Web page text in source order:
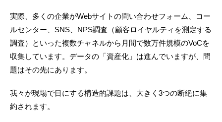
実際、多くの企業がWebサイトの問い合わせフォーム、コー
ルセンター、SNS、NPS調査（顧客ロイヤルティを測定する
調査）といった複数チャネルから月間で数万件規模のVoCを
収集しています。データの「資産化」は進んでいますが、問
題はその先にあります。
我々が現場で目にする構造的課題は、大きく3つの断絶に集
約されます。